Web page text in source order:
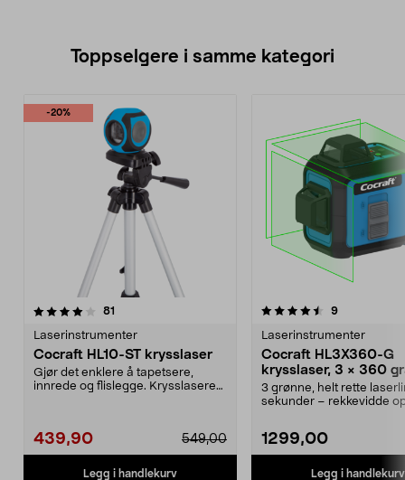
Toppselgere i samme kategori
-20%
81
Laserinstrumenter
Cocraft HL10-ST krysslaser
Gjør det enklere å tapetsere,
innrede og flislegge. Krysslaseren
439,90 549,00
Legg i handlekurv
4.5 av 5 stjerner 9anmeldelser
Laserinstrumenter
Cocraft HL3X360-G
krysslaser, 3 × 360
grønn
3 grønne, helt rette
sekunder – rekkevidde
1299,00
Legg i handlekurv
4.5 av 5 stjerner